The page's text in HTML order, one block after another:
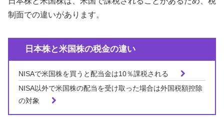
制面での違いがあります。
日本株と米国株の税金の違い
NISAで米国株を買うと配当金は10％課税される
NISA以外で米国株の配当を受け取った場合は外国税額控除
の対象